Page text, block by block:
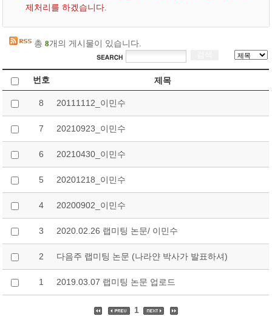
제처리를 하겠습니다.
총8개의 게시물이 있습니다.
번호 제목
8 20111112_이민수
7 20210923_이민수
6 20210430_이민수
5 20201218_이민수
4 20200902_이민수
3 2020.02.26 랩미팅 논문/ 이민수
2 다음주 랩미팅 논문 (나라얀 박사가 발표하셔)
1 2019.03.07 랩미팅 논문 업로드
1